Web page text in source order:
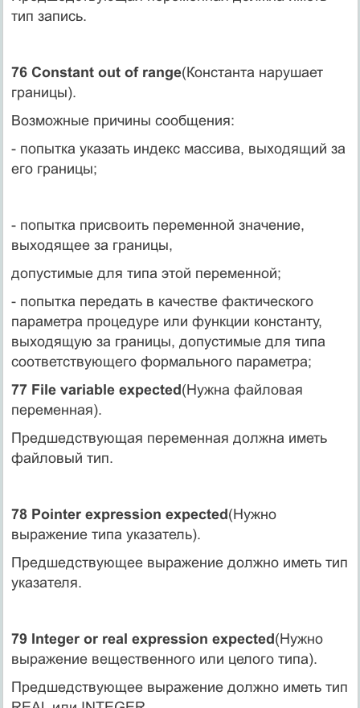
тип запись.
76 Constant out of range(Константа нарушает
границы).
Возможные причины сообщения:
- попытка указать индекс массива, выходящий за
его границы;
- попытка присвоить переменной значение,
выходящее за границы,
допустимые для типа этой переменной;
- попытка передать в качестве фактического
параметра процедуре или функции константу,
выходящую за границы, допустимые для типа
соответствующего формального параметра;
77 File variable expected(Нужна файловая
переменная).
Предшедствующая переменная должна иметь
файловый тип.
78 Pointer expression expected(Нужно
выражение типа указатель).
Предшедствующее выражение должно иметь тип
указателя.
79 Integer or real expression expected(Нужно
выражение вещественного или целого типа).
Предшедствующее выражение должно иметь тип